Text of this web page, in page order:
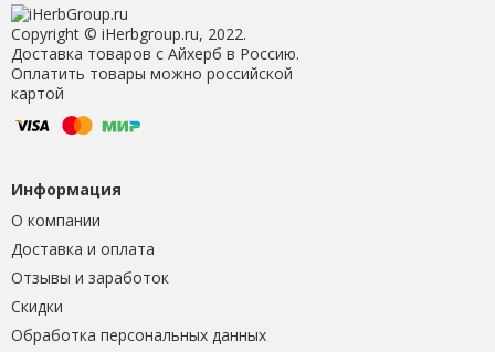
Copyright © iHerbgroup.ru, 2022.
Доставка товаров с Айхерб в Россию.
Оплатить товары можно российской
картой
Информация
О компании
Доставка и оплата
Отзывы и заработок
Скидки
Обработка персональных данных